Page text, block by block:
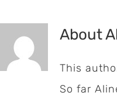
About
This
So far